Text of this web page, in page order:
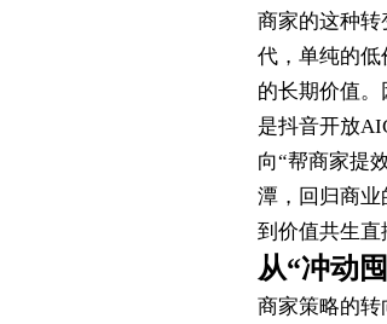
商家的这种
代，单纯的
的长期价值
是抖音开放
向“帮商家提
潭，回归商
到价值共生直
从“冲动
商家策略的转